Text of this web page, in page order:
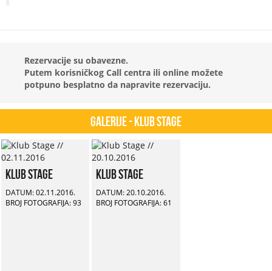
Rezervacije su obavezne.
Putem korisničkog Call centra ili online možete
potpuno besplatno da napravite rezervaciju.
Galerije - Klub Stage
Klub Stage
DATUM: 02.11.2016.
BROJ FOTOGRAFIJA: 93
Klub Stage
DATUM: 20.10.2016.
BROJ FOTOGRAFIJA: 61